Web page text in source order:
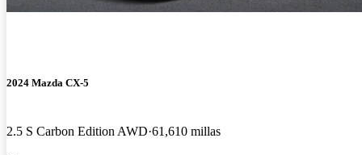
2024 Mazda CX-5
2.5 S Carbon Edition AWD 61,610 millas